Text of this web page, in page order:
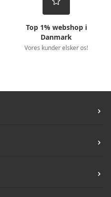
Top 1% webshop i
Danmark
Vores kunder elsker os!